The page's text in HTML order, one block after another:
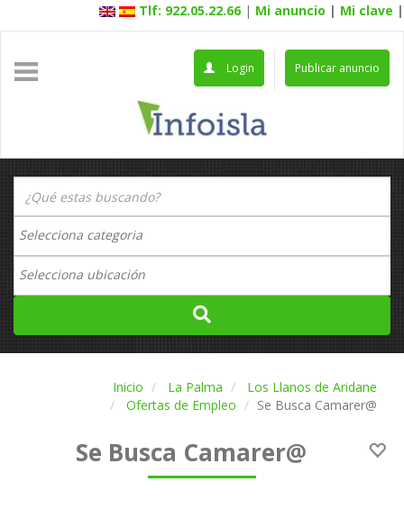
Tlf: 922.05.22.66 | Mi anuncio | Mi clave |
Publicar anuncio
Login
Inicio La Palma
Los Llanos de Aridane
Ofertas de Empleo
Se Busca Camarer@
Se Busca Camarer@